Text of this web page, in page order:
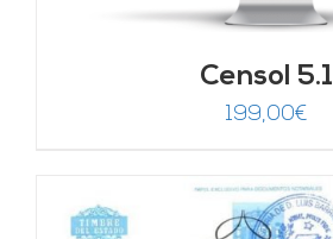
Censol 5.1
199,00€